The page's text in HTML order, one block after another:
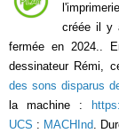
créée il y
fermée en 2024..
dessinateur Rémi,
des sons disparus
la machine :
UCS : MACHInd.